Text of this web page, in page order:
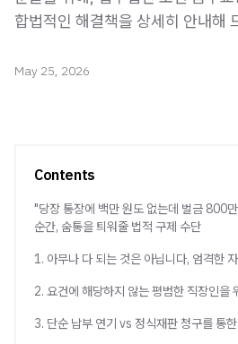
합법적인 해결책을 상세히 안내해
May 25, 2026
Contents
"당장 통장에 백만 원도 없는데 벌금 800
순간, 숨통을 틔워줄 법적 구제 수단
1. 아무나 다 되는 것은 아닙니다, 엄격한
2. 요건에 해당하지 않는 평범한 직장인을
3. 단순 납부 연기 vs 정식재판 청구를 통